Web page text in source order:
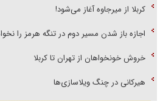
کربلا از میرجاوه آغاز می‌شود!
اجازه باز شدن مسیر دوم در تنگه هرمز را
خروش خونخواهان از تهران تا کربلا
هیرکانی در چنگ ویلاسازی‌ها